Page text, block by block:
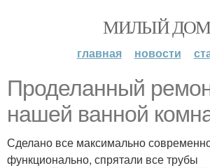
МИЛЫЙ ДОМ
главная новости
Проделанный
нашей ванной
Сделано все максимально
функционально, спрятали все трубы